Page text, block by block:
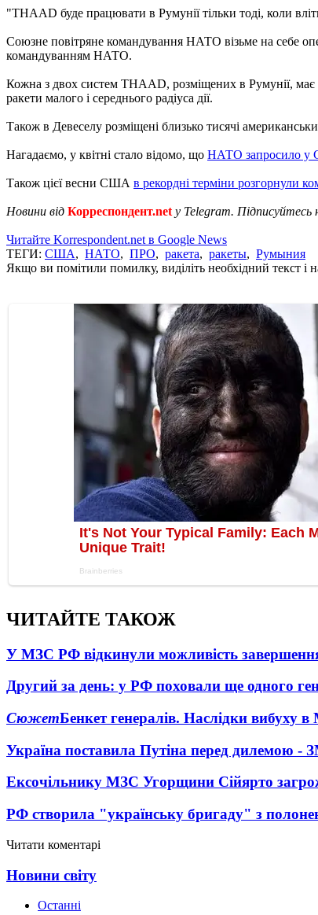
"THAAD буде працювати в Румунії тільки тоді, коли
Союзне повітряне командування НАТО візьме на себе
командуванням НАТО.
Кожна з двох систем THAAD, розміщених в Румунії, має
ракети малого і середнього радіуса дії.
Також в Девеселу розміщені близько тисячі
Нагадаємо, у квітні стало відомо, що НАТО запросило у
Також цієї весни США в рекордні терміни розгорнули
Новини від Корреспондент.net у Telegram. Підписуйтесь
Читайте Korrespondent.net в Google News
ТЕГИ: США, НАТО, ПРО, ракета, ракеты, Румыния
Якщо ви помітили помилку, виділіть необхідний текст
ЧИТАЙТЕ ТАКОЖ
У МЗС РФ відкинули можливість
Другий за день: у РФ поховали ще одного
СюжетБенкет генералів. Наслідки вибуху в
Україна поставила Путіна перед дилемою -
Ексочільнику МЗС Угорщини Сійярто
РФ створила "українську бригаду" з
Читати коментарі
Новини світу
Останні